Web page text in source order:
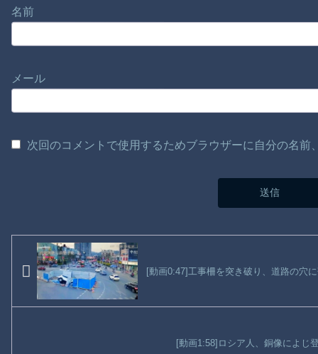
名前
メール
次回のコメントで使用するためブラウザーに自分の名
[動画0:47]工事柵を突き破り、道路の穴
[動画1:58]ロシア人、銅像によじ